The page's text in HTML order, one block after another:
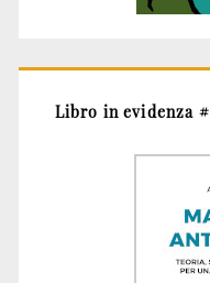
Libro in evidenza